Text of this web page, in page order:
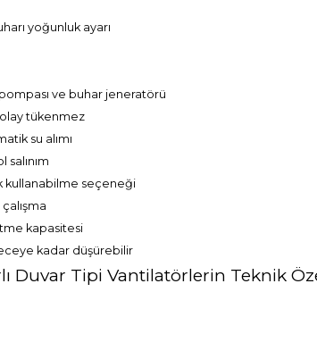
yoğunluk ayarı
ve buhar jeneratörü
tükenmez
su alımı
salınım
kullanabilme seçeneği
kapasitesi
kadar düşürebilir
Duvar Tipi Vantilatörlerin Teknik